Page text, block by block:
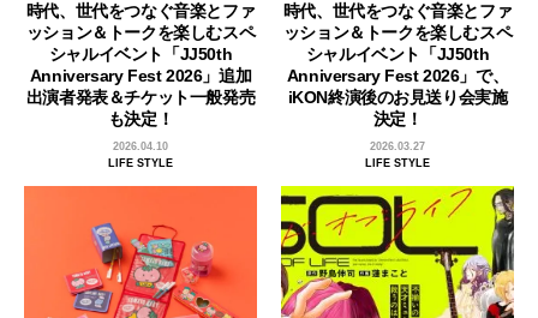
時代、世代をつなぐ音楽とファ
ッション＆トークを楽しむスペ
シャルイベント「JJ50th
Anniversary Fest 2026」追加
出演者発表＆チケット一般発売
も決定！
2026.04.10
LIFE STYLE
時代、世代をつなぐ音楽とファ
ッション＆トークを楽しむスペ
シャルイベント「JJ50th
Anniversary Fest 2026」で、
iKON終演後のお見送り会実施
決定！
2026.03.27
LIFE STYLE